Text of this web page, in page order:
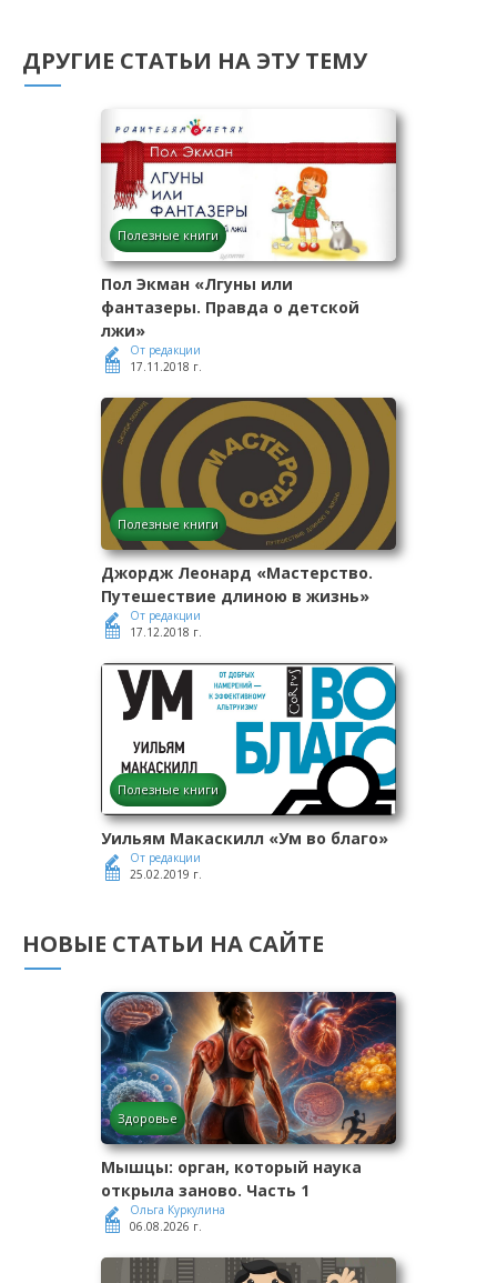
ДРУГИЕ СТАТЬИ НА ЭТУ ТЕМУ
Полезные книги
Пол Экман «Лгуны или
фантазеры. Правда о детской
лжи»
От редакции
17.11.2018 г.
Полезные книги
Джордж Леонард «Мастерство.
Путешествие длиною в жизнь»
От редакции
17.12.2018 г.
Полезные книги
Уильям Макаскилл «Ум во благо»
От редакции
25.02.2019 г.
НОВЫЕ СТАТЬИ НА САЙТЕ
Здоровье
Мышцы: орган, который наука
открыла заново. Часть 1
Ольга Куркулина
06.08.2026 г.